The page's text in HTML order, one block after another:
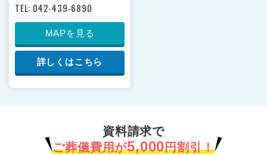
TEL: 042-439-6890
MAPを見る
詳しくはこちら
資料請求で
ご葬儀費用が5,000円割引！